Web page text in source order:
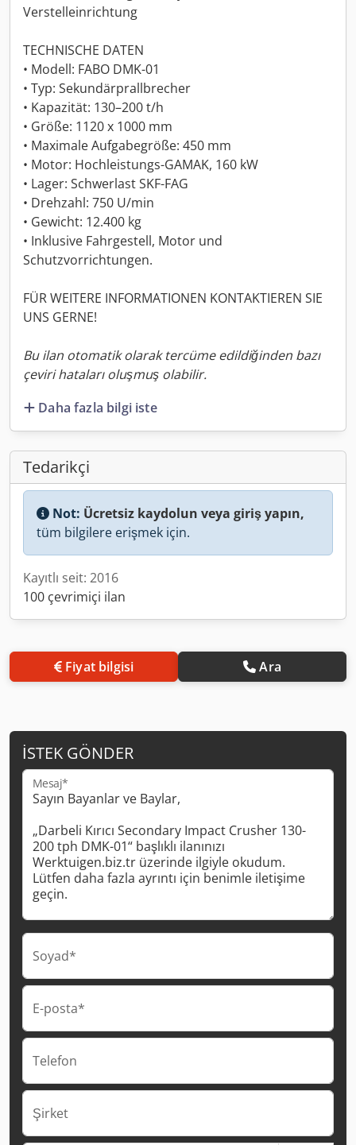
Verstelleinrichtung
TECHNISCHE DATEN
• Modell: FABO DMK-01
• Typ: Sekundärprallbrecher
• Kapazität: 130–200 t/h
• Größe: 1120 x 1000 mm
• Maximale Aufgabegröße: 450 mm
• Motor: Hochleistungs-GAMAK, 160 kW
• Lager: Schwerlast SKF-FAG
• Drehzahl: 750 U/min
• Gewicht: 12.400 kg
• Inklusive Fahrgestell, Motor und
Schutzvorrichtungen.
FÜR WEITERE INFORMATIONEN KONTAKTIEREN SIE
UNS GERNE!
Bu ilan otomatik olarak tercüme edildiğinden bazı
çeviri hataları oluşmuş olabilir.
Daha fazla bilgi iste
Tedarikçi
Not: Ücretsiz kaydolun veya giriş yapın,
tüm bilgilere erişmek için.
Kayıtlı seit: 2016
100 çevrimiçi ilan
Fiyat bilgisi Ara
İSTEK GÖNDER
Mesaj*
Soyad*
E-posta*
Telefon
Şirket